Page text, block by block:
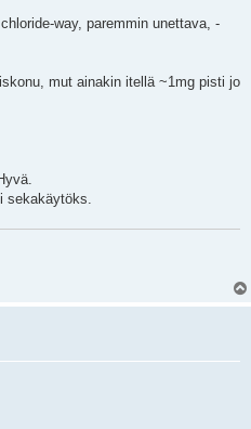
way, paremmin unettava, -
mut ainakin itellä ~1mg pisti jo
sekakäytöks.